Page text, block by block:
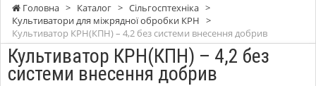
Головна > Каталог > Сільгосптехніка >
Культиватори для міжрядної обробки КРН >
Культиватор КРН(КПН) – 4,2 без системи внесення добрив
Культиватор КРН(КПН) – 4,2 без
системи внесення добрив